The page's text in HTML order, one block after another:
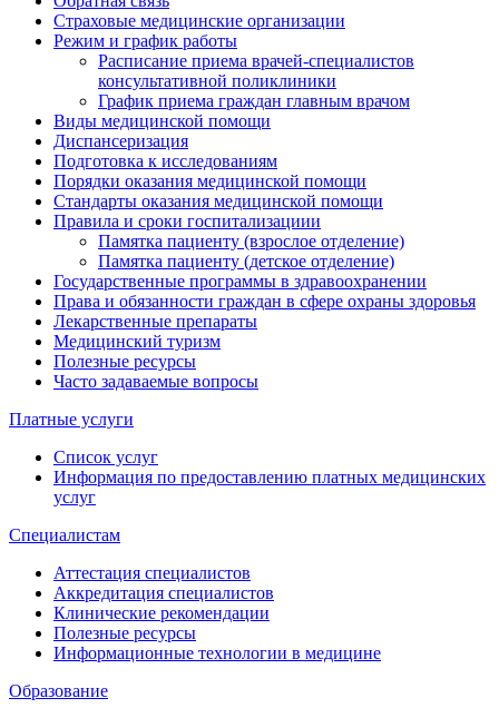
Страховые медицинские организации
Режим и график работы
Расписание приема врачей-специалистов
консультативной поликлиники
График приема граждан главным врачом
Виды медицинской помощи
Диспансеризация
Подготовка к исследованиям
Порядки оказания медицинской помощи
Стандарты оказания медицинской помощи
Правила и сроки госпитализациии
Памятка пациенту (взрослое отделение)
Памятка пациенту (детское отделение)
Государственные программы в здравоохранении
Права и обязанности граждан в сфере охраны здоровья
Лекарственные препараты
Медицинский туризм
Полезные ресурсы
Часто задаваемые вопросы
Платные услуги
Список услуг
Информация по предоставлению платных медицинских
услуг
Специалистам
Аттестация специалистов
Аккредитация специалистов
Клинические рекомендации
Полезные ресурсы
Информационные технологии в медицине
Образование